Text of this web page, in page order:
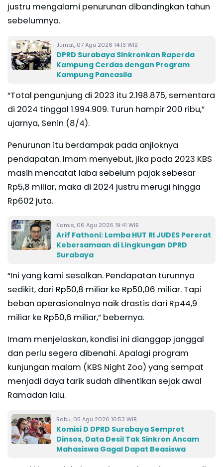
justru mengalami penurunan dibandingkan tahun
sebelumnya.
Jumat, 07 Agu 2026 14:13 WIB
DPRD Surabaya Sinkronkan Raperda
Kampung Cerdas dengan Program
Kampung Pancasila
“Total pengunjung di 2023 itu 2.198.875, sementara
di 2024 tinggal 1.994.909. Turun hampir 200 ribu,”
ujarnya, Senin (8/4).
Penurunan itu berdampak pada anjloknya
pendapatan. Imam menyebut, jika pada 2023 KBS
masih mencatat laba sebelum pajak sebesar
Rp5,8 miliar, maka di 2024 justru merugi hingga
Rp602 juta.
Kamis, 06 Agu 2026 19:41 WIB
Arif Fathoni: Lomba HUT RI JUDES Pererat
Kebersamaan di Lingkungan DPRD
Surabaya
“Ini yang kami sesalkan. Pendapatan turunnya
sedikit, dari Rp50,8 miliar ke Rp50,06 miliar. Tapi
beban operasionalnya naik drastis dari Rp44,9
miliar ke Rp50,6 miliar,” bebernya.
Imam menjelaskan, kondisi ini dianggap janggal
dan perlu segera dibenahi. Apalagi program
kunjungan malam (KBS Night Zoo) yang sempat
menjadi daya tarik sudah dihentikan sejak awal
Ramadan lalu.
Rabu, 05 Agu 2026 16:53 WIB
Komisi D DPRD Surabaya Semprot
Dinsos, Data Desil Tak Sinkron Ancam
Mahasiswa Gagal Dapat Beasiswa